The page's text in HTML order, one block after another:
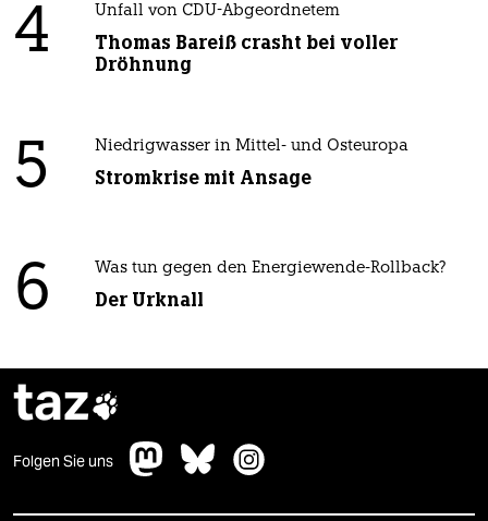
4 Unfall von CDU-Abgeordnetem
Thomas Bareiß crasht bei voller
Dröhnung
5 Niedrigwasser in Mittel- und Osteuropa
Stromkrise mit Ansage
6 Was tun gegen den Energiewende-Rollback?
Der Urknall
taz
Folgen Sie uns